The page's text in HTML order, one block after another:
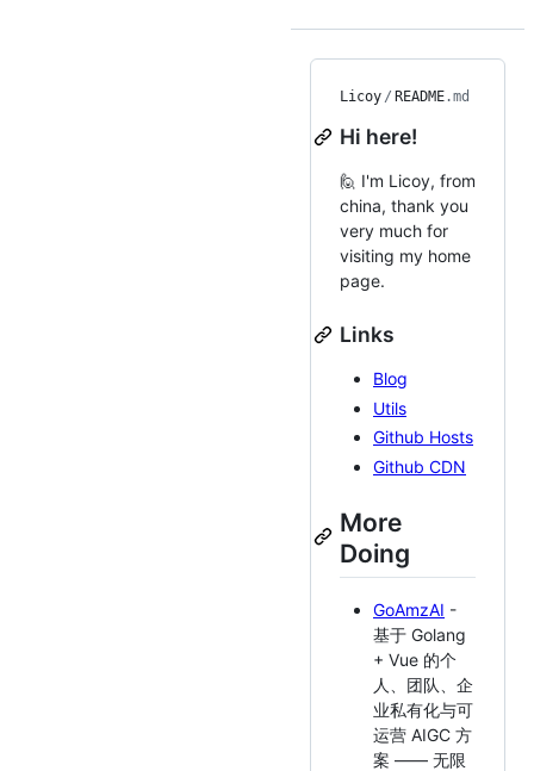
Licoy / README.md
Hi here!
🙋 I'm Licoy, from
china, thank you
very much for
visiting my home
page.
Links
Blog
Utils
Github Hosts
Github CDN
More
Doing
GoAmzAI -
基于 Golang
+ Vue 的个
人、团队、企
业私有化与可
运营 AIGC 方
案 —— 无限